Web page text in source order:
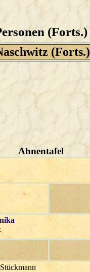
(Forts.)
(Forts.)
Ahnentafel